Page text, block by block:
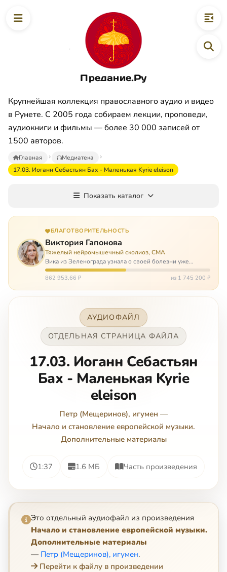
Предание.Ру
Крупнейшая коллекция православного аудио и видео
в Рунете. С 2005 года собираем лекции, проповеди,
аудиокниги и фильмы — более 30 000 записей от
1500 авторов.
Главная
Медиатека
17.03. Иоганн Себастьян Бах - Маленькая Kyrie eleison
Показать каталог
БЛАГОТВОРИТЕЛЬНОСТЬ
Виктория Гапонова
Тяжелый нейромышечный сколиоз, СМА
Вика из Зеленограда узнала о своей болезни уже
будучи в сознательном возрасте. Ей пришлось
привыкать к инвалидной коляске и сильнейшему
862 953,66 ₽ из 1 745 200 ₽
АУДИОФАЙЛ
ОТДЕЛЬНАЯ СТРАНИЦА ФАЙЛА
17.03. Иоганн Себастьян
Бах - Маленькая Kyrie
eleison
Петр (Мещеринов), игумен —
Начало и становление европейской музыки.
Дополнительные материалы
1:37 1.6 МБ Часть произведения
Это отдельный аудиофайл из произведения
Начало и становление европейской музыки.
Дополнительные материалы
— Петр (Мещеринов), игумен.
Перейти к файлу в произведении